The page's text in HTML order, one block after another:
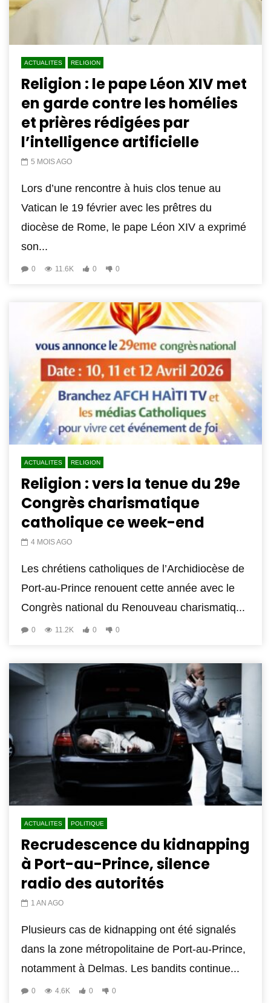
ACTUALITES RELIGION
Religion : le pape Léon XIV met
en garde contre les homélies
et prières rédigées par
l’intelligence artificielle
5 MOIS AGO
Lors d’une rencontre à huis clos tenue au
Vatican le 19 février avec les prêtres du
diocèse de Rome, le pape Léon XIV a exprimé
son...
0 11.6K 0 0
ACTUALITES RELIGION
Religion : vers la tenue du 29e
Congrès charismatique
catholique ce week-end
4 MOIS AGO
Les chrétiens catholiques de l’Archidiocèse de
Port-au-Prince renouent cette année avec le
Congrès national du Renouveau charismatiq...
0 11.2K 0 0
ACTUALITES POLITIQUE
Recrudescence du kidnapping
à Port-au-Prince, silence
radio des autorités
1 AN AGO
Plusieurs cas de kidnapping ont été signalés
dans la zone métropolitaine de Port-au-Prince,
notamment à Delmas. Les bandits continue...
0 4.6K 0 0